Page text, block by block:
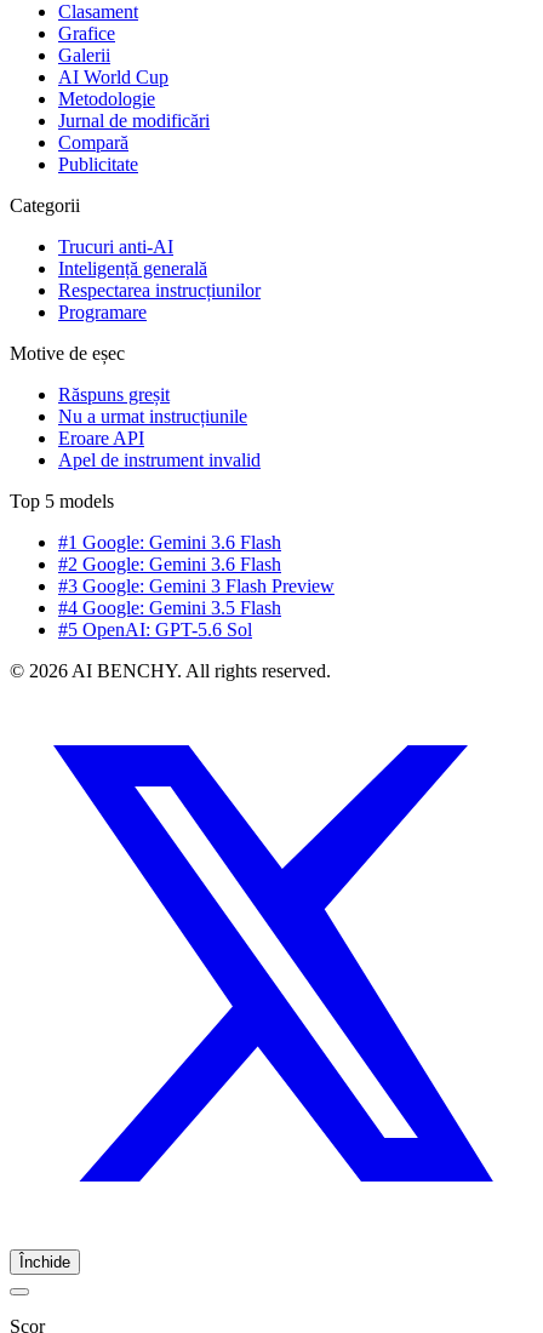
Clasament
Grafice
Galerii
AI World Cup
Metodologie
Jurnal de modificări
Compară
Publicitate
Categorii
Trucuri anti-AI
Inteligență generală
Respectarea instrucțiunilor
Programare
Motive de eșec
Răspuns greșit
Nu a urmat instrucțiunile
Eroare API
Apel de instrument invalid
Top 5 models
#1 Google: Gemini 3.6 Flash
#2 Google: Gemini 3.6 Flash
#3 Google: Gemini 3 Flash Preview
#4 Google: Gemini 3.5 Flash
#5 OpenAI: GPT-5.6 Sol
© 2026 AI BENCHY. All rights reserved.
Închide
Scor